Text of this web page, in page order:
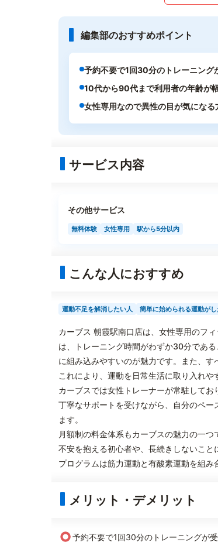
編集部のおすすめポイント
予約不要で1回30分のトレーニング
10代から90代まで利用者の年齢が
女性専用なので異性の目が気にな
サービス内容
その他サービス
無料体験 女性専用 駅から5分以内
こんな人におすすめ
運動不足を解消したい人 簡単に始められる運動がし
カーブス 朝霞駅南口店は、女性専用のフ
は、トレーニング時間がわずか30分であ
に組み込みやすいのが魅力です。また、す
これにより、運動を日常生活に取り入れや
カーブスでは女性トレーナーが常駐して
丁寧なサポートを受けながら、自分のペ
ます。
月額制の料金体系もカーブスの魅力の一
不安を抱える初心者や、長続きしないこ
プログラムは筋力運動と有酸素運動を組み
メリット・デメリット
○予約不要で1回30分のトレーニングが